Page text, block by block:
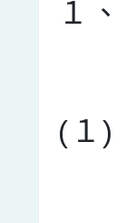
１、
(１)